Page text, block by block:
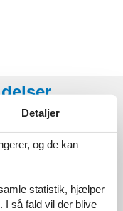
anmeldelser
Detaljer
og de kan
statistik, hjælper
I så fald vil der blive